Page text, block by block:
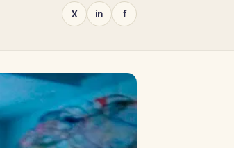
X in f